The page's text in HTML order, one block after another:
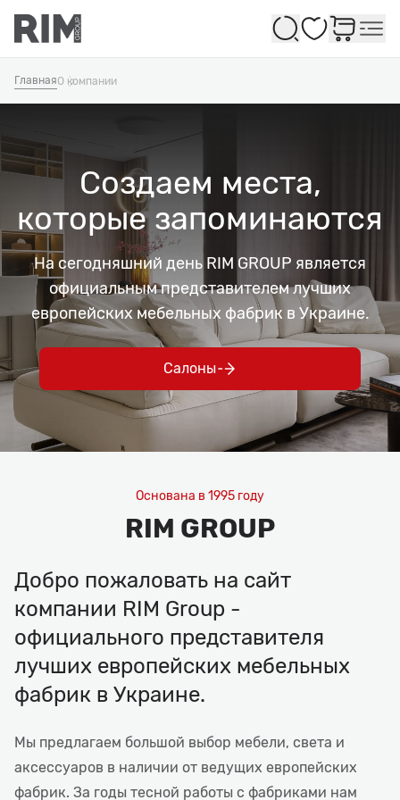
Избранное
ГлавнаяО компании
Создаем места,
которые запоминаются
На сегодняшний день RIM GROUP является
официальным представителем лучших
европейских мебельных фабрик в Украине.
Салоны
Основана в 1995 году
RIM GROUP
Добро пожаловать на сайт
компании RIM Group -
официального представителя
лучших европейских мебельных
фабрик в Украине.
Мы предлагаем большой выбор мебели, света и
аксессуаров в наличии от ведущих европейских
фабрик. За годы тесной работы с фабриками нам